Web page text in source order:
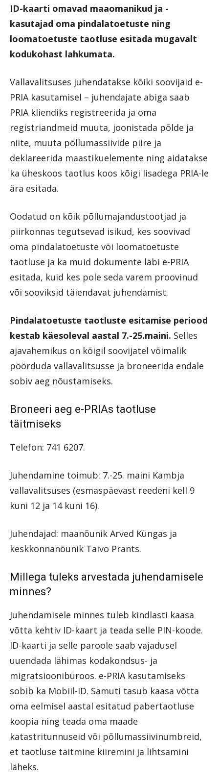
ID-kaarti omavad maaomanikud ja -
kasutajad oma pindalatoetuste ning
loomatoetuste taotluse esitada mugavalt
kodukohast lahkumata.
Vallavalitsuses juhendatakse kõiki soovijaid e-
PRIA kasutamisel – juhendajate abiga saab
PRIA kliendiks registreerida ja oma
registriandmeid muuta, joonistada põlde ja
niite, muuta põllumassiivide piire ja
deklareerida maastikuelemente ning aidatakse
ka üheskoos taotlus koos kõigi lisadega PRIA-le
ära esitada.
Oodatud on kõik põllumajandustootjad ja
piirkonnas tegutsevad isikud, kes soovivad
oma pindalatoetuste või loomatoetuste
taotluse ja ka muid dokumente läbi e-PRIA
esitada, kuid kes pole seda varem proovinud
või sooviksid täiendavat juhendamist.
Pindalatoetuste taotluste esitamise periood
kestab käesoleval aastal 7.-25.maini. Selles
ajavahemikus on kõigil soovijatel võimalik
pöörduda vallavalitsusse ja broneerida endale
sobiv aeg nõustamiseks.
Broneeri aeg e-PRIAs taotluse
täitmiseks
Telefon: 741 6207.
Juhendamine toimub: 7.-25. maini Kambja
vallavalitsuses (esmaspäevast reedeni kell 9
kuni 12 ja 14 kuni 16).
Juhendajad: maanõunik Arved Küngas ja
keskkonnanõunik Taivo Prants.
Millega tuleks arvestada juhendamisele
minnes?
Juhendamisele minnes tuleb kindlasti kaasa
võtta kehtiv ID-kaart ja teada selle PIN-koode.
ID-kaarti ja selle paroole saab vajadusel
uuendada lähimas kodakondsus- ja
migratsioonibüroos. e-PRIA kasutamiseks
sobib ka Mobiil-ID. Samuti tasub kaasa võtta
oma eelmisel aastal esitatud pabertaotluse
koopia ning teada oma maade
katastritunnuseid või põllumassiivinumbreid,
et taotluse täitmine kiiremini ja lihtsamini
läheks.